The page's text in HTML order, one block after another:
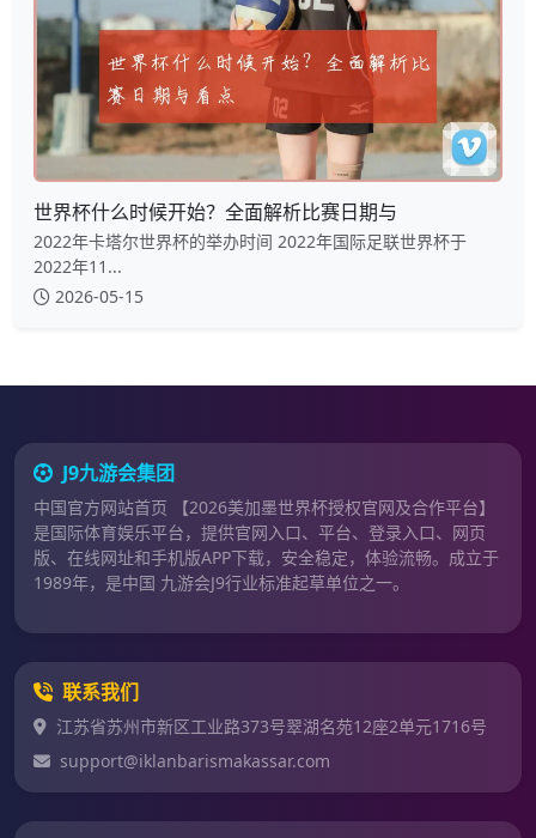
世界杯什么时候开始？全面解析比赛日期与
2022年卡塔尔世界杯的举办时间 2022年国际足联世界杯于
2022年11...
2026-05-15
J9九游会集团
中国官方网站首页 【2026美加墨世界杯授权官网及合作平台】
是国际体育娱乐平台，提供官网入口、平台、登录入口、网页
版、在线网址和手机版APP下载，安全稳定，体验流畅。成立于
1989年，是中国 九游会J9行业标准起草单位之一。
联系我们
江苏省苏州市新区工业路373号翠湖名苑12座2单元1716号
support@iklanbarismakassar.com